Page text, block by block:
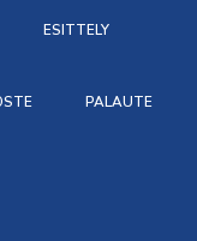
ESITTELY
PALAUTE